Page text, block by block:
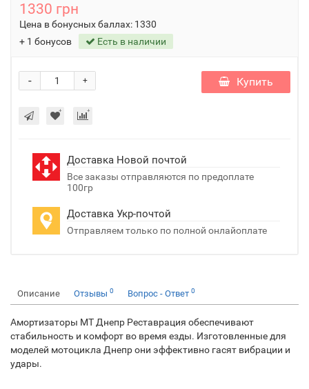
1330 грн
Цена в бонусных баллах: 1330
+ 1 бонусов
Есть в наличии
+
- Купить
Доставка Новой почтой
Все заказы отправляются по предоплате
100гр
Доставка Укр-почтой
Отправляем только по полной онлайоплате
Описание Отзывы 0 Вопрос - Ответ 0
Амортизаторы МТ Днепр Реставрация обеспечивают
стабильность и комфорт во время езды. Изготовленные для
моделей мотоцикла Днепр они эффективно гасят вибрации и
удары.